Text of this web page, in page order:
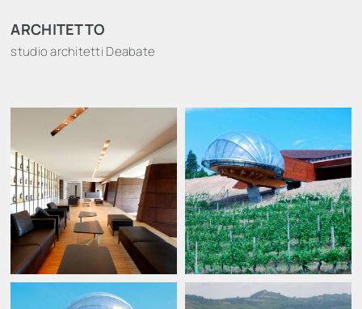
ARCHITETTO
studio architetti Deabate